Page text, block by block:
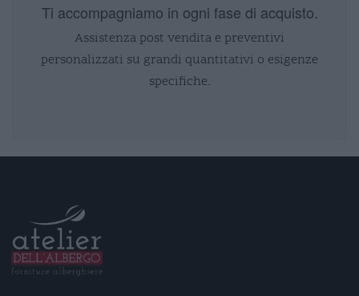
Ti accompagniamo in ogni fase di acquisto.
Assistenza post vendita e preventivi
personalizzati su grandi quantitativi o esigenze
specifiche.